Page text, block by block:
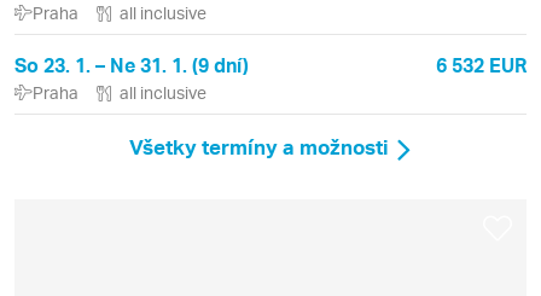
Praha all inclusive
So 23. 1. – Ne 31. 1. (9 dní) 6 532 EUR
Praha all inclusive
Všetky termíny a možnosti